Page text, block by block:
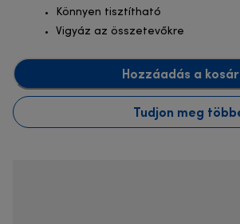
Könnyen tisztítható
Vigyáz az összetevőkre
Hozzáadás a
Tudjon meg